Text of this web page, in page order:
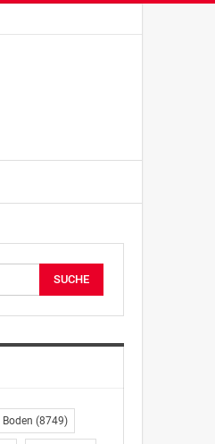
Boden (8749)